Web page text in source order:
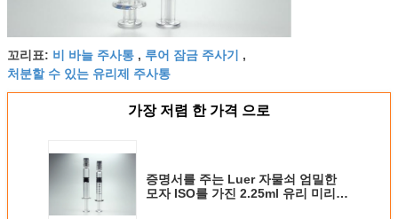
꼬리표: 비 바늘 주사통 , 루어 잠금 주사기 ,
처분할 수 있는 유리제 주사통
가장 저렴 한 가격 으로
증명서를 주는 Luer 자물쇠 엄밀한
모자 ISO를 가진 2.25ml 유리 미리